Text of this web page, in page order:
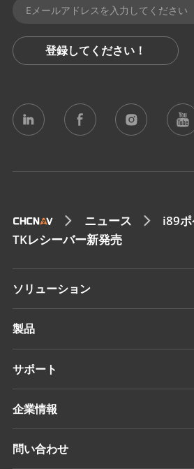
登録してください！
ニュース
i89
TKレシーバー新発売
ソリューション
測量 & エンジニアリング
深浅測量
ポジショニングサービス
製品
測量 & エンジニアリング
深浅測量
サポート
サポート
企業情報
概要
問い合わせ